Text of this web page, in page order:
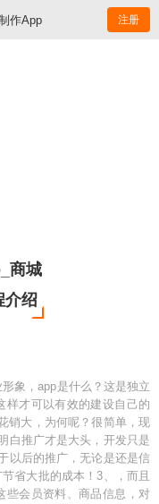
作App 注册
商城
介绍
象，app是什么？这是独立
样才可以有效的建设自己的
销大，为何呢？很简单，现
白推广才是大头，开发只是
以后的推广，无论是还是信
省大批的成本！3、，而且
些会员资料、商品信息，对